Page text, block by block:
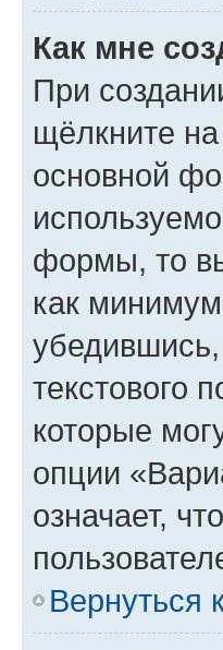
Как мне
При
щёлкните
основной
формы, то
как
текстового
которые
опции
означает,
Вернуться